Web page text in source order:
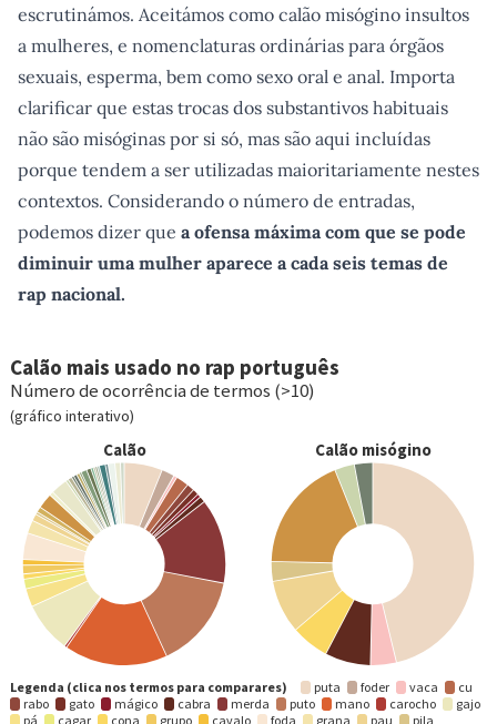
escrutinámos. Aceitámos como calão misógino insultos
a mulheres, e nomenclaturas ordinárias para órgãos
sexuais, esperma, bem como sexo oral e anal. Importa
clarificar que estas trocas dos substantivos habituais
não são misóginas por si só, mas são aqui incluídas
porque tendem a ser utilizadas maioritariamente nestes
contextos. Considerando o número de entradas,
podemos dizer que a ofensa máxima com que se pode
diminuir uma mulher aparece a cada seis temas de
rap nacional.